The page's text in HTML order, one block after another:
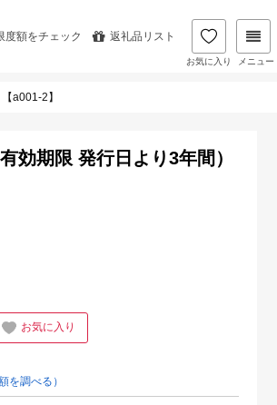
度額をチェック 返礼品リスト
お気に入り メニュー
a001-2】
効期限 発行日より3年間）
お気に入り
を調べる）